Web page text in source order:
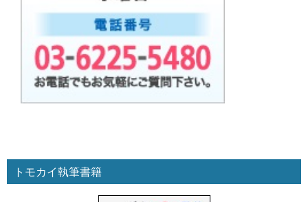
トモカイ執筆書籍